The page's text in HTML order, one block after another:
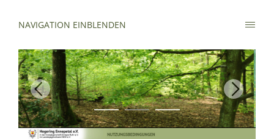
NAVIGATION EINBLENDEN